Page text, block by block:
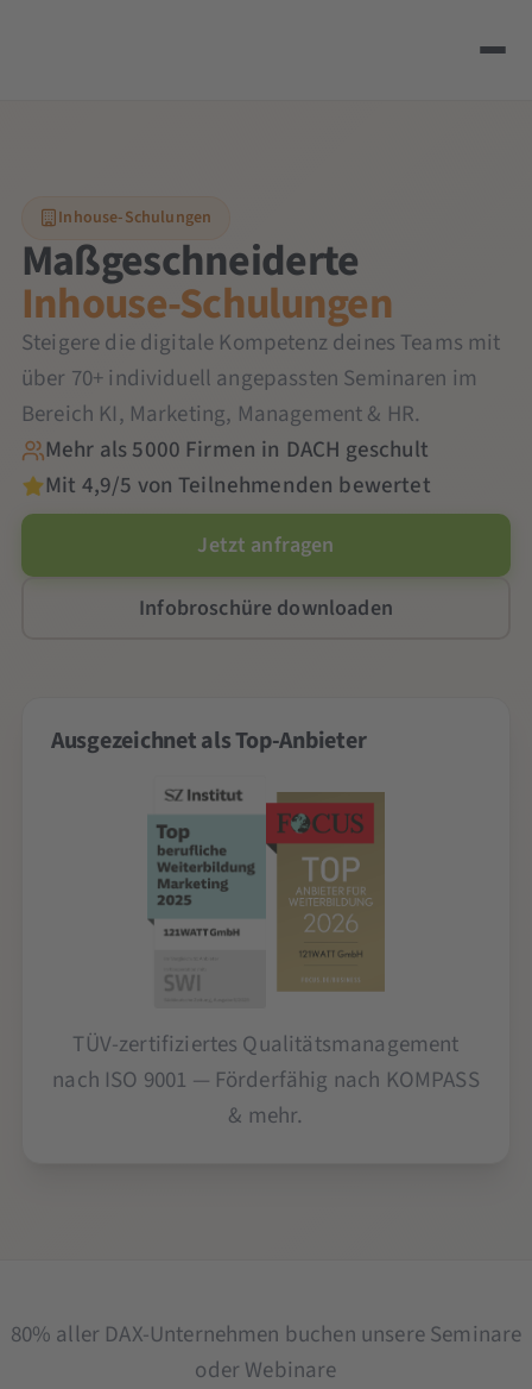
Inhouse-Schulungen
Maßgeschneiderte
Inhouse-Schulungen
Steigere die digitale Kompetenz deines Teams mit
über 70+ individuell angepassten Seminaren im
Bereich KI, Marketing, Management & HR.
Mehr als 5000 Firmen in DACH geschult
Mit 4,9/5 von Teilnehmenden bewertet
Jetzt anfragen
Infobroschüre downloaden
Ausgezeichnet als Top-Anbieter
TÜV-zertifiziertes Qualitätsmanagement
nach ISO 9001 — Förderfähig nach KOMPASS
& mehr.
80% aller DAX-Unternehmen buchen unsere Seminare
oder Webinare